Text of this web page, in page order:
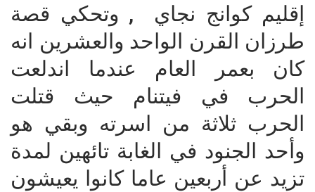
إقليم كوانج نجاي , وتحكي قصة
طرزان القرن الواحد والعشرين انه
كان بعمر العام عندما اندلعت
الحرب في فيتنام حيث قتلت
الحرب ثلاثة من اسرته وبقي هو
وأحد الجنود في الغابة تائهين لمدة
تزيد عن أربعين عاما كانوا يعيشون